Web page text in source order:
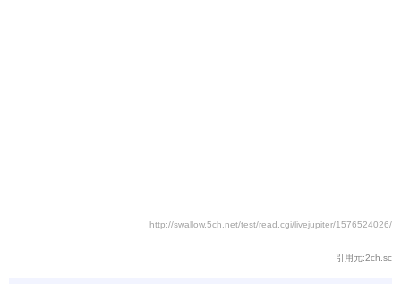
http://swallow.5ch.net/test/read.cgi/livejupiter/1576524026/
引用元:2ch.sc